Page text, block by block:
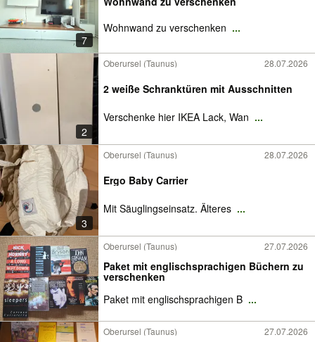
7
Wohnwand zu verschenken ...
2
Oberursel (Taunus) 28.07.2026
2 weiße Schranktüren mit Ausschnitten
Verschenke hier IKEA Lack, Wan ...
3
Oberursel (Taunus) 28.07.2026
Ergo Baby Carrier
Mit Säuglingseinsatz. Älteres ...
Oberursel (Taunus) 27.07.2026
Paket mit englischsprachigen Büchern zu
verschenken
Paket mit englischsprachigen B ...
Oberursel (Taunus) 27.07.2026